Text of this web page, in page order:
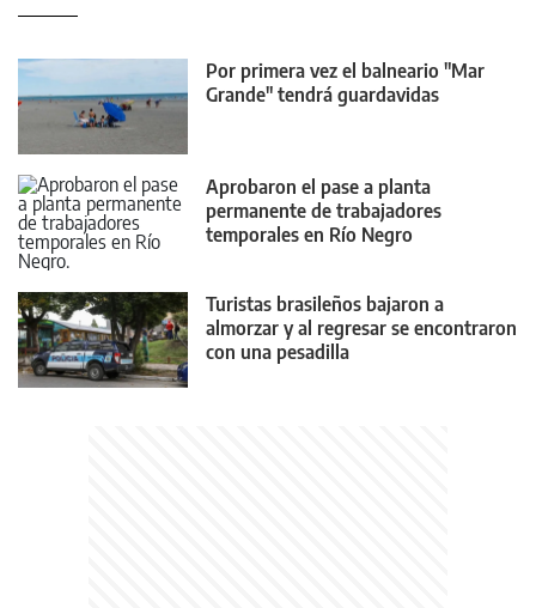
Por primera vez el balneario "Mar
Grande" tendrá guardavidas
Aprobaron el pase a planta
permanente de trabajadores
temporales en Río Negro
Turistas brasileños bajaron a
almorzar y al regresar se encontraron
con una pesadilla